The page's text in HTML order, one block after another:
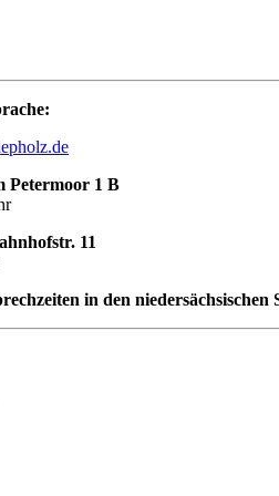
Petermoor 1 B
11
in den niedersächsischen